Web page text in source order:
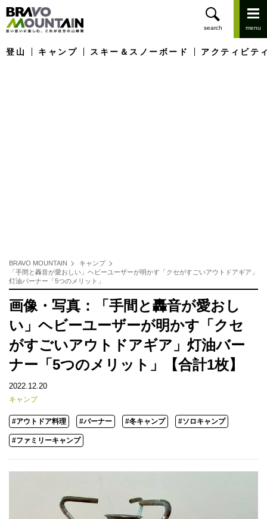
登山 キャンプ スキー＆スノーボード アクティビテ
BRAVO MOUNTAIN
キャンプ
「手間と轟音が愛おしい」ヘビーユーザーが明かす「クセがすごいアウトドアギア」
灯油バーナー「5つのメリット」
画像・写真：「手間と轟音が愛おし
い」ヘビーユーザーが明かす「クセ
がすごいアウトドアギア」灯油バー
ナー「5つのメリット」【合計1枚】
2022.12.20
キャンプ
#アウトドア料理 #バーナー #冬キャンプ #ソロキャンプ
#ファミリーキャンプ